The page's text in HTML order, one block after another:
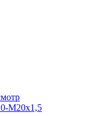
М20х1,5